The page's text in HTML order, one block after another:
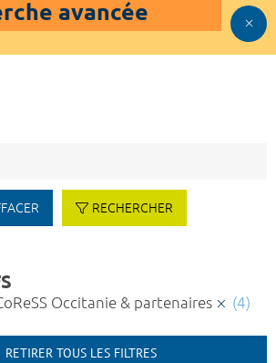
avancée
RECHERCHER
Occitanie & partenaires (4)
RETIRER TOUS LES FILTRES